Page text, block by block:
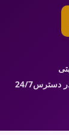
دسترس24/7